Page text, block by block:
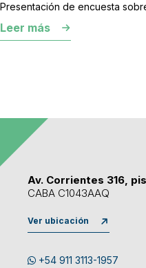
Presentación de encuesta
Leer más
Av. Corrientes 316,
CABA C1043AAQ
Ver ubicación
+54 911 3113-1957